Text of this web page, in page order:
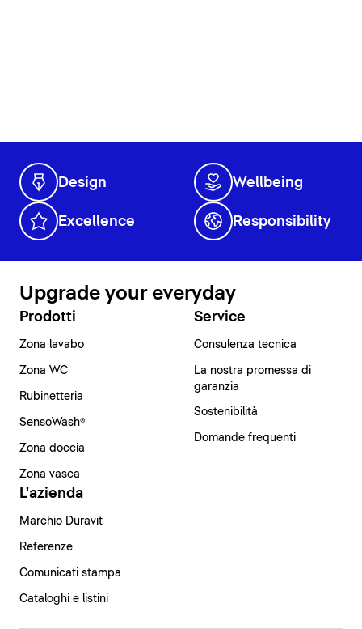
Design Wellbeing
Excellence Responsibility
Upgrade your everyday
Prodotti
Zona lavabo
Zona WC
Rubinetteria
SensoWash®
Zona doccia
Zona vasca
Service
Consulenza tecnica
La nostra promessa di
garanzia
Sostenibilità
Domande frequenti
L'azienda
Marchio Duravit
Referenze
Comunicati stampa
Cataloghi e listini